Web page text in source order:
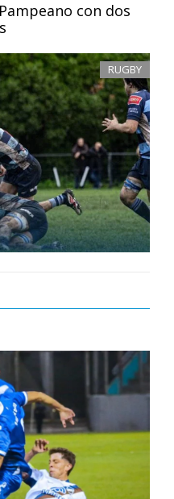
con dos
RUGBY